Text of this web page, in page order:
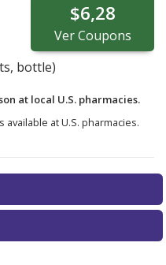
$6,28
VerCoupons
bottle)
at local U.S. pharmacies.
at U.S. pharmacies.